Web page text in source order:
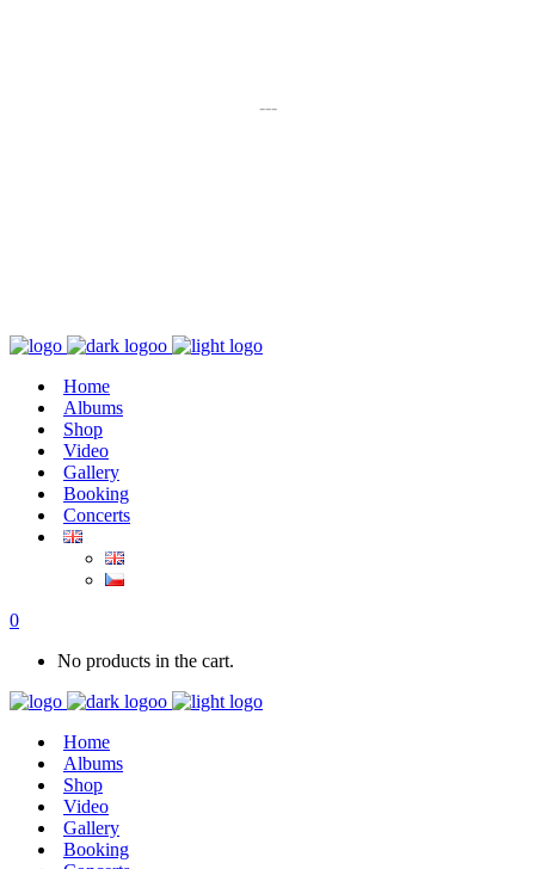
---
Home
Albums
Shop
Video
Gallery
Booking
Concerts
0
No products in the cart.
Home
Albums
Shop
Video
Gallery
Booking